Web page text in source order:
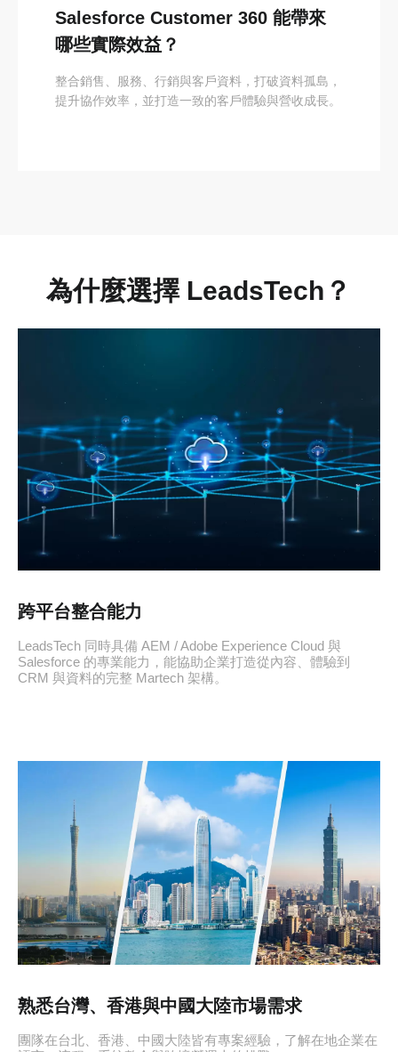
Salesforce Customer 360 能帶來
哪些實際效益？
整合銷售、服務、行銷與客戶資料，打破資料孤島，
提升協作效率，並打造一致的客戶體驗與營收成長。
為什麼選擇 LeadsTech？
跨平台整合能力
LeadsTech 同時具備 AEM / Adobe Experience Cloud 與
Salesforce 的專業能力，能協助企業打造從內容、體驗到
CRM 與資料的完整 Martech 架構。
熟悉台灣、香港與中國大陸市場需求
團隊在台北、香港、中國大陸皆有專案經驗，了解在地企業在